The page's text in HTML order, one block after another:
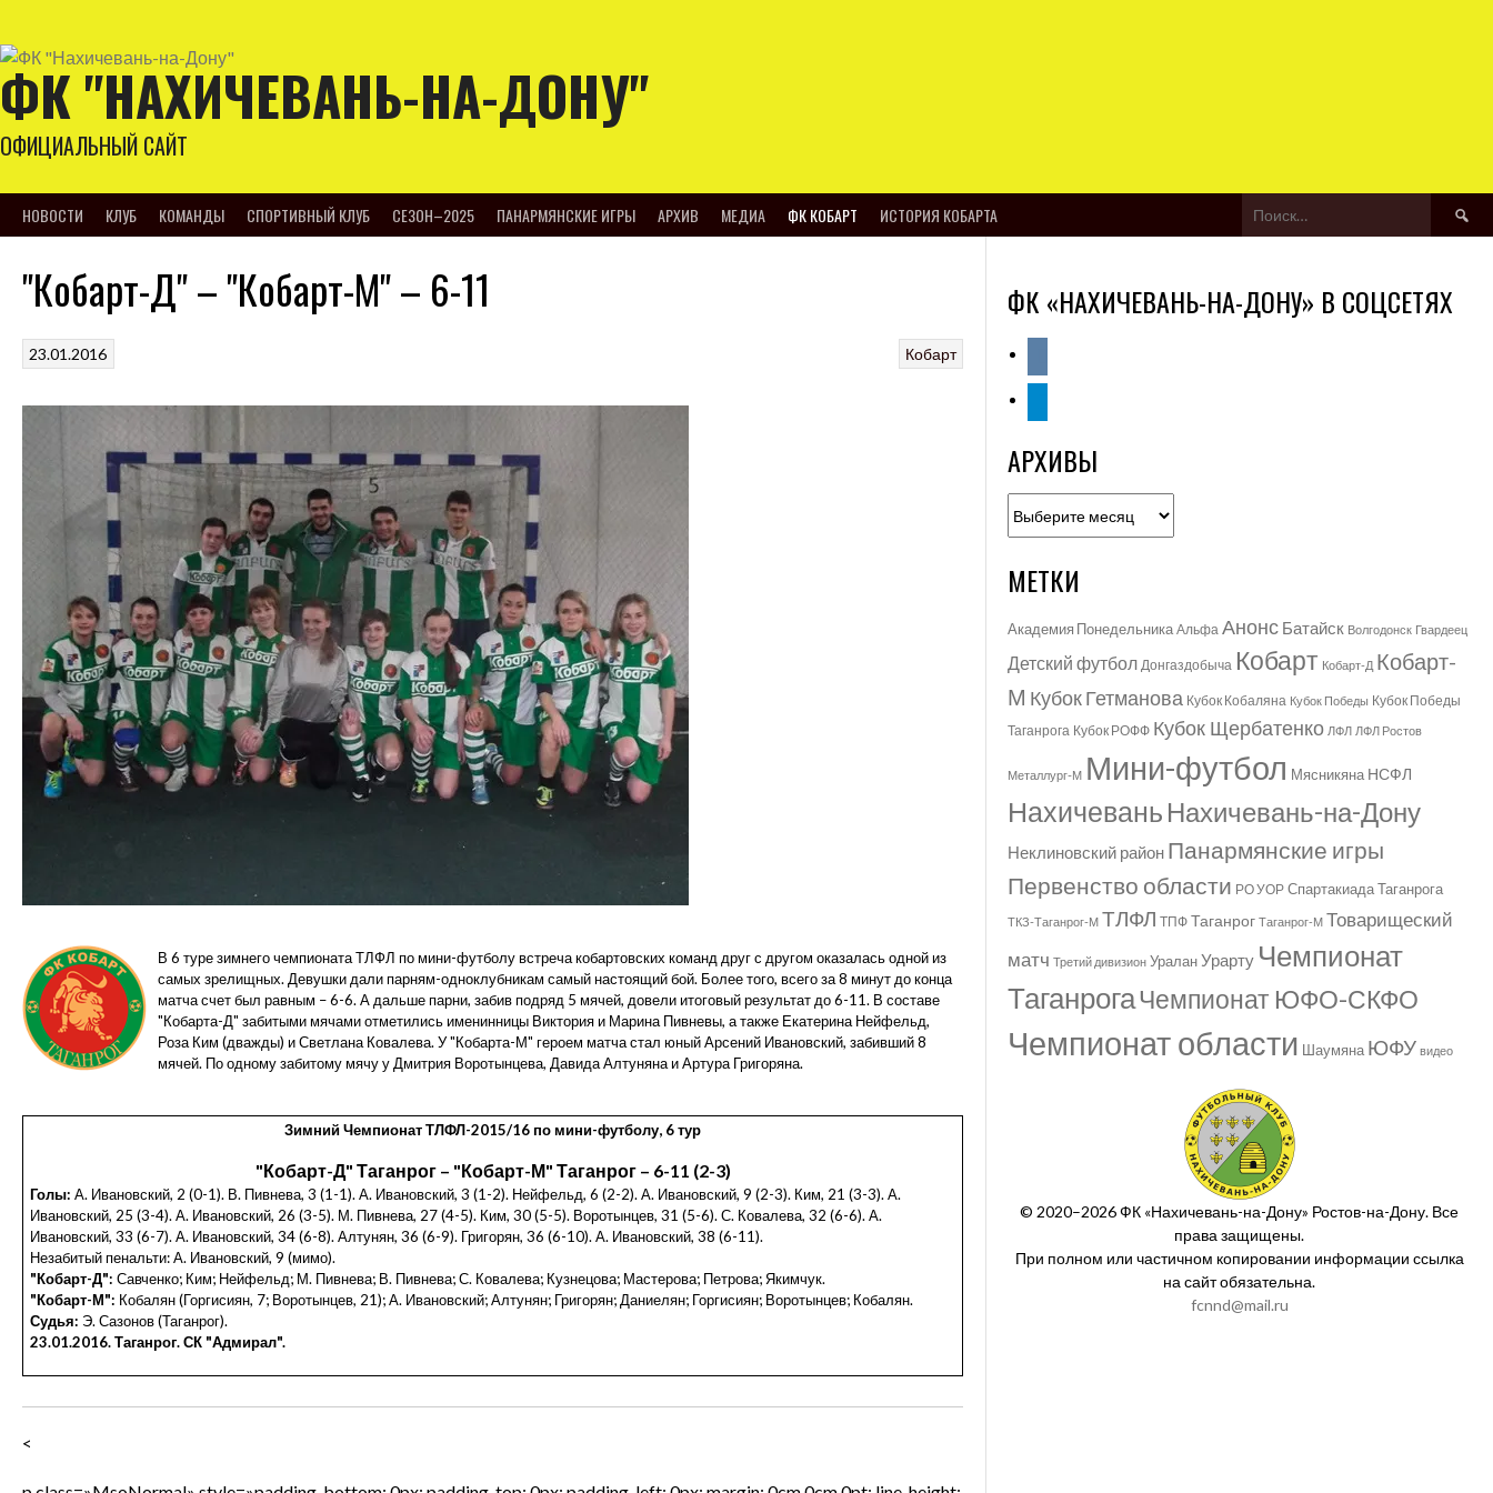
content
ФК "НАХИЧЕВАНЬ-НА-ДОНУ"
ОФИЦИАЛЬНЫЙ САЙТ
НОВОСТИ КЛУБ КОМАНДЫ СПОРТИВНЫЙ КЛУБ СЕЗОН–2025 ПАНАРМЯНСКИЕ ИГРЫ АРХИВ МЕДИА ФК КОБАРТ ИСТОРИЯ КОБАРТА Найти:
"Кобарт-Д" – "Кобарт-М" – 6-11
Кобарт
23.01.2016
В 6 туре зимнего чемпионата ТЛФЛ по мини-футболу встреча кобартовских команд друг с другом оказалась одной из
самых зрелищных. Девушки дали парням-одноклубникам самый настоящий бой. Более того, всего за 8 минут до конца
матча счет был равным – 6-6. А дальше парни, забив подряд 5 мячей, довели итоговый результат до 6-11. В составе
"Кобарта-Д" забитыми мячами отметились именинницы Виктория и Марина Пивневы, а также Екатерина Нейфельд,
Роза Ким (дважды) и Светлана Ковалева. У "Кобарта-М" героем матча стал юный Арсений Ивановский, забивший 8
мячей. По одному забитому мячу у Дмитрия Воротынцева, Давида Алтуняна и Артура Григоряна.
Зимний Чемпионат ТЛФЛ-2015/16 по мини-футболу, 6 тур
"Кобарт-Д" Таганрог – "Кобарт-М" Таганрог – 6-11 (2-3)
Голы: А. Ивановский, 2 (0-1). В. Пивнева, 3 (1-1). А. Ивановский, 3 (1-2). Нейфельд, 6 (2-2). А. Ивановский, 9 (2-3). Ким, 21 (3-3). А.
Ивановский, 25 (3-4). А. Ивановский, 26 (3-5). М. Пивнева, 27 (4-5). Ким, 30 (5-5). Воротынцев, 31 (5-6). С. Ковалева, 32 (6-6). А.
Ивановский, 33 (6-7). А. Ивановский, 34 (6-8). Алтунян, 36 (6-9). Григорян, 36 (6-10). А. Ивановский, 38 (6-11).
Незабитый пенальти: А. Ивановский, 9 (мимо).
"Кобарт-Д": Савченко; Ким; Нейфельд; М. Пивнева; В. Пивнева; С. Ковалева; Кузнецова; Мастерова; Петрова; Якимчук.
"Кобарт-М": Кобалян (Горгисиян, 7; Воротынцев, 21); А. Ивановский; Алтунян; Григорян; Даниелян; Горгисиян; Воротынцев; Кобалян.
Судья: Э. Сазонов (Таганрог).
23.01.2016.Таганрог. СК "Адмирал".
<
ФК «НАХИЧЕВАНЬ-НА-ДОНУ» В СОЦСЕТЯХ
АРХИВЫ
МЕТКИ
Академия Понедельника Альфа Анонс Батайск Волгодонск Гвардеец
Детский футбол Донгаздобыча Кобарт Кобарт-Д Кобарт-
М Кубок Гетманова Кубок Кобаляна Кубок Победы Кубок Победы
Таганрога Кубок РОФФ Кубок Щербатенко ЛФЛ ЛФЛ Ростов
Металлург-М Мини-футбол Мясникяна НСФЛ
Нахичевань Нахичевань-на-Дону
Неклиновский район Панармянские игры
Первенство области РО УОР Спартакиада Таганрога
ТКЗ-Таганрог-М ТЛФЛ ТПФ Таганрог Таганрог-М Товарищеский
матч Третий дивизион УраланУрарту Чемпионат
ТаганрогаЧемпионат ЮФО-СКФО
Чемпионат области Шаумяна ЮФУ видео
© 2020–2026 ФК «Нахичевань-на-Дону» Ростов-на-Дону. Все
права защищены.
При полном или частичном копировании информации ссылка
на сайт обязательна.
fcnnd@mail.ru